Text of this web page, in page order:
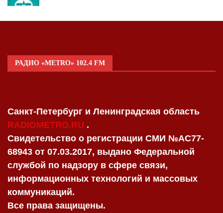
РАДИО «METRO» 102.4 FM
Санкт-Петербург и Ленинградская область
RADIOMETRO.RU .
Свидетельство о регистрации СМИ №AC77-
68943 от 07.03.2017, выдано Федеральной
службой по надзору в сфере связи,
информационных технологий и массовых
коммуникаций.
Все права защищены.